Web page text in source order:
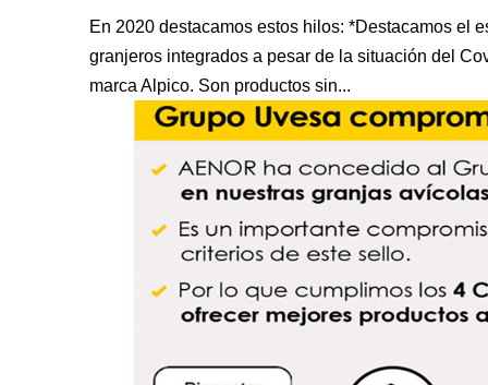
En 2020 destacamos estos hilos: *Destacamos el
granjeros integrados a pesar de la situación del
marca Alpico. Son productos sin...